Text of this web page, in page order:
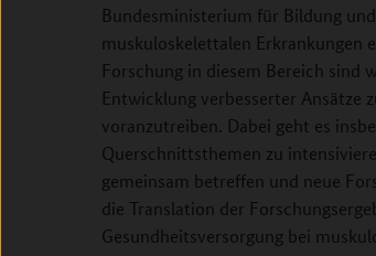
Bundesministerium für Bildung
muskuloskelettalen Erkrankungen
Forschung in diesem Bereich sind
Entwicklung verbesserter Ansätze
voranzutreiben. Dabei geht es
Querschnittsthemen zu
gemeinsam betreffen und neue
die Translation der
Gesundheitsversorgung bei